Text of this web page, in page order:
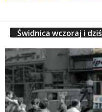
Świdnica wczoraj i dziś